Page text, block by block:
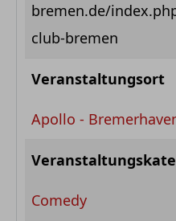
bremen.de/
club-bremen
Veranstaltungsort
Apollo -
Comedy